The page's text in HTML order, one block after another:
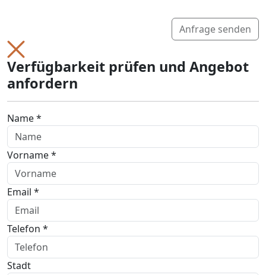
Anfrage senden
Verfügbarkeit prüfen und Angebot
anfordern
Name *
Vorname *
Email *
Telefon *
Stadt